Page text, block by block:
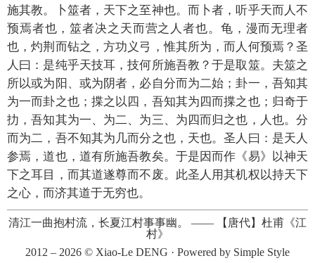
施其教。卜筮者，天下之至神也。而卜者，听乎天而人不
预焉者也，筮者决之天而营之人者也。龟，漫而无理者
也，灼荆而钻之，方功义弓，惟其所为，而人何预焉？圣
人曰：是纯乎天技耳，技何所施吾教？于是取筮。夫筮之
所以或为阳、或为阴者，必自分而为二始；卦一，吾知其
为一而卦之也；揲之以四，吾知其为四而揲之也；归奇于
扐，吾知其为一、为二、为三、为四而归之也，人也。分
而为二，吾不知其为几而分之也，天也。圣人曰：是天人
参焉，道也，道有所施吾教矣。于是因而作《易》以神天
下之耳目，而其道遂尊而不废。此圣人用其机权以持天下
之心，而济其道于无穷也。
清江一曲抱村流，长夏江村事事幽。 ——
【唐代】杜甫《江
村》
2012 – 2026 © Xiao-Le DENG · Powered by Simple Style